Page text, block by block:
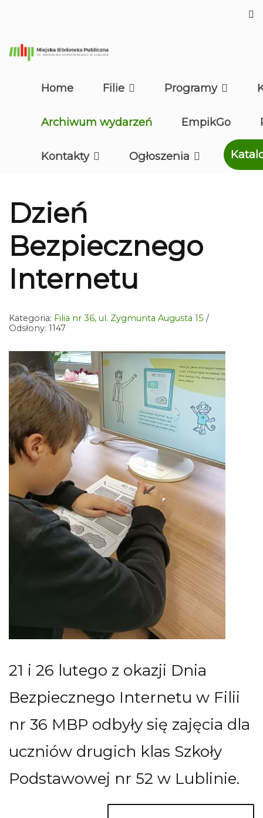
Home Filie Programy
Archiwum wydarzeń EmpikGo
Kontakty Ogłoszenia
Dzień
Bezpiecznego
Internetu
Kategoria: Filia nr 36, ul. Zygmunta Augusta 15
Odsłony: 1147
21 i 26 lutego z okazji Dnia
Bezpiecznego Internetu w Filii
nr 36 MBP odbyły się zajęcia dla
uczniów drugich klas Szkoły
Podstawowej nr 52 w Lublinie.